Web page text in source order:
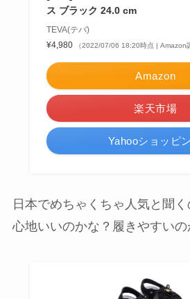
ス ブラック 24.0 cm
TEVA(テバ)
¥4,980
（2022/07/06 18:20時点 | Amazon
Amazon
楽天市場
Yahooショッピ
日本でめちゃくちゃ人気と聞
心地いいのかな？履きやすいの